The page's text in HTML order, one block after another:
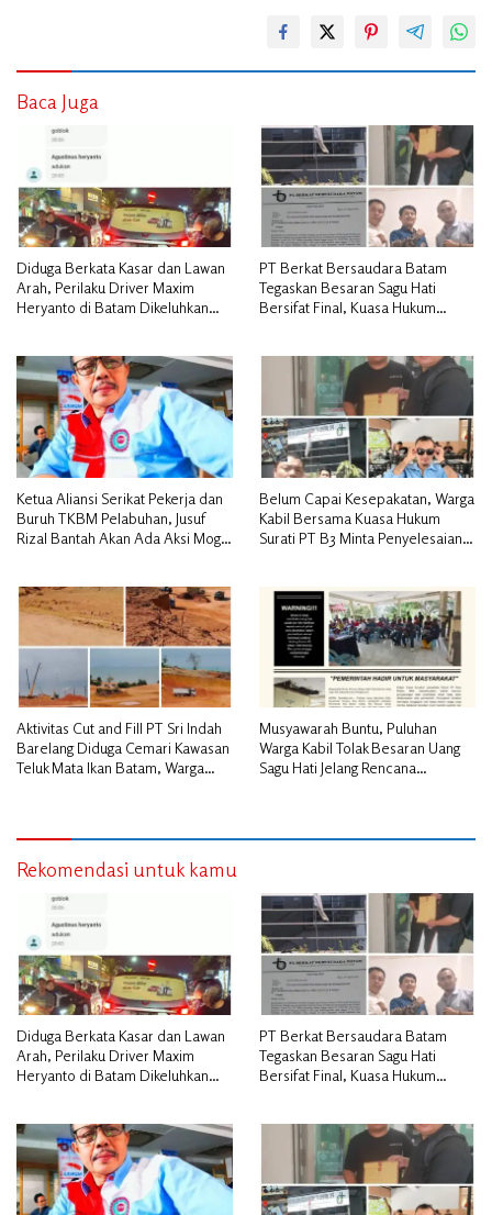
Baca Juga
Diduga Berkata Kasar dan Lawan
Arah, Perilaku Driver Maxim
Heryanto di Batam Dikeluhkan
PT Berkat Bersaudara Batam
Tegaskan Besaran Sagu Hati
Bersifat Final, Kuasa Hukum
Ketua Aliansi Serikat Pekerja dan
Buruh TKBM Pelabuhan, Jusuf
Rizal Bantah Akan Ada Aksi Mogol
Belum Capai Kesepakatan, Warga
Kabil Bersama Kuasa Hukum
Surati PT B3 Minta Penyelesaian
Aktivitas Cut and Fill PT Sri Indah
Barelang Diduga Cemari Kawasan
Teluk Mata Ikan Batam, Warga
Musyawarah Buntu, Puluhan
Warga Kabil Tolak Besaran Uang
Sagu Hati Jelang Rencana
Rekomendasi untuk kamu
Diduga Berkata Kasar dan Lawan
Arah, Perilaku Driver Maxim
Heryanto di Batam Dikeluhkan
PT Berkat Bersaudara Batam
Tegaskan Besaran Sagu Hati
Bersifat Final, Kuasa Hukum